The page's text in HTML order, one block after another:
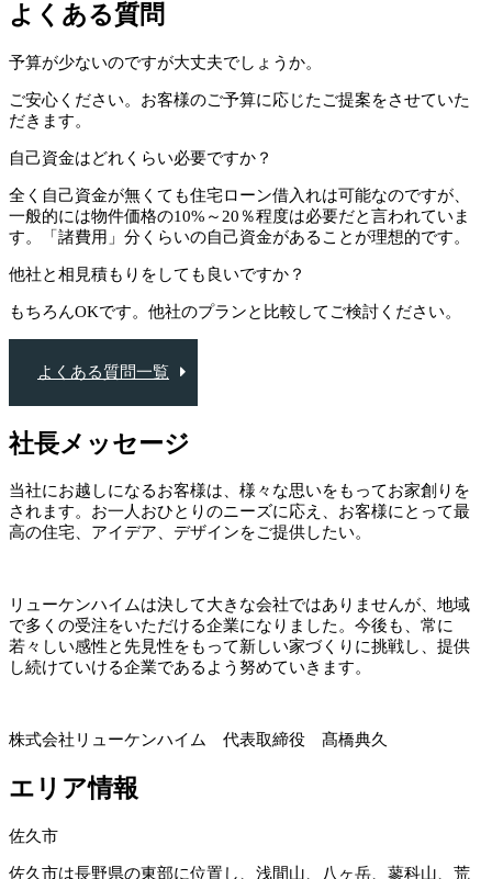
よくある質問
予算が少ないのですが大丈夫でしょうか。
ご安心ください。お客様のご予算に応じたご提案をさせていた
だきます。
自己資金はどれくらい必要ですか？
全く自己資金が無くても住宅ローン借入れは可能なのですが、
一般的には物件価格の10%～20％程度は必要だと言われていま
す。「諸費用」分くらいの自己資金があることが理想的です。
他社と相見積もりをしても良いですか？
もちろんOKです。他社のプランと比較してご検討ください。
よくある質問一覧
社長メッセージ
当社にお越しになるお客様は、様々な思いをもってお家創りを
されます。お一人おひとりのニーズに応え、お客様にとって最
高の住宅、アイデア、デザインをご提供したい。
リューケンハイムは決して大きな会社ではありませんが、地域
で多くの受注をいただける企業になりました。今後も、常に
若々しい感性と先見性をもって新しい家づくりに挑戦し、提供
し続けていける企業であるよう努めていきます。
株式会社リューケンハイム 代表取締役 髙橋典久
エリア情報
佐久市
佐久市は長野県の東部に位置し、浅間山、八ヶ岳、蓼科山、荒